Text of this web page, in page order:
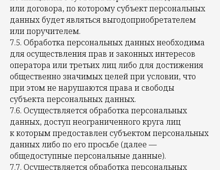
или договора, по которому субъект персональных
данных будет являться выгодоприобретателем
или поручителем.
7.5. Обработка персональных данных необходима
для осуществления прав и законных интересов
оператора или третьих лиц либо для достижения
общественно значимых целей при условии, что
при этом не нарушаются права и свободы
субъекта персональных данных.
7.6. Осуществляется обработка персональных
данных, доступ неограниченного круга лиц
к которым предоставлен субъектом персональных
данных либо по его просьбе (далее —
общедоступные персональные данные).
7.7. Осуществляется обработка персональных